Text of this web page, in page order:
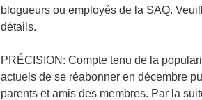
blogueurs ou employés de la SAQ.
détails.
PRÉCISION: Compte tenu de la
actuels de se réabonner en décembre
parents et amis des membres. Par la